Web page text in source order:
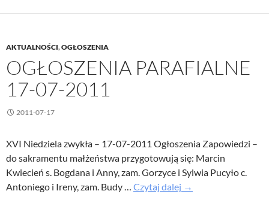
AKTUALNOŚCI,OGŁOSZENIA
OGŁOSZENIA PARAFIALNE
17-07-2011
2011-07-17
XVI Niedziela zwykła – 17-07-2011 Ogłoszenia Zapowiedzi –
do sakramentu małżeństwa przygotowują się: Marcin
Kwiecień s. Bogdana i Anny, zam. Gorzyce i Sylwia Pucyło c.
Antoniego i Ireny, zam. Budy … Czytaj dalej Ogłoszenia
→